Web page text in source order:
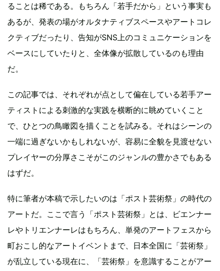
ることは稀である。もちろん「若手だから」という事実も
あるが、発表の場がオルタナティブスペースやアートコレ
クティブだったり、告知がSNS上のコミュニケーションを
ベースにしていたりと、全体像が拡散しているのも理由
だ。
この記事では、それぞれが点として偏在している若手アー
ティストによる刺激的な実践を横断的に眺めていくこと
で、ひとつの鳥瞰図を描くことを試みる。それはシーンの
一端に過ぎないかもしれないが、容易に全貌を見渡せない
プレイヤーの分厚さこそがこのジャンルの豊かさでもある
はずだ。
特に筆者が本稿で示したいのは「ポスト芸術祭」の時代の
アートだ。ここで言う「ポスト芸術祭」とは、ビエンナー
レやトリエンナーレはもちろん、単発のアートフェスから
町おこし的なアートイベントまで、日本全国に「芸術祭」
が乱立している現在に、「芸術祭」を意識することがアー